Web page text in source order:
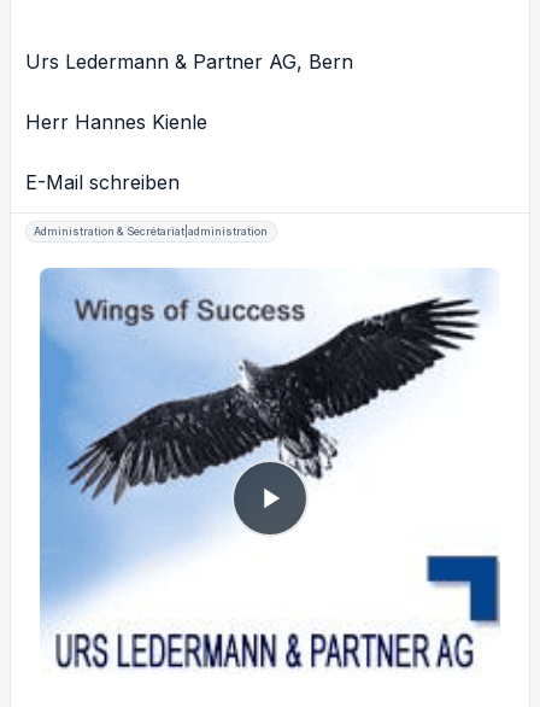
Urs Ledermann & Partner AG, Bern
Herr Hannes Kienle
E-Mail schreiben
Administration & Secrétariat|administration